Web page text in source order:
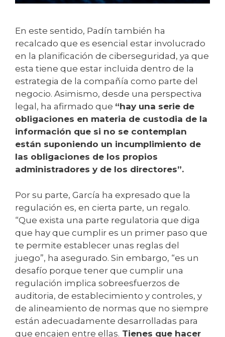
En este sentido, Padín también ha
recalcado que es esencial estar involucrado
en la planificación de ciberseguridad, ya que
esta tiene que estar incluida dentro de la
estrategia de la compañía como parte del
negocio. Asimismo, desde una perspectiva
legal, ha afirmado que “hay una serie de
obligaciones en materia de custodia de la
información que si no se contemplan
están suponiendo un incumplimiento de
las obligaciones de los propios
administradores y de los directores”.
Por su parte, García ha expresado que la
regulación es, en cierta parte, un regalo.
“Que exista una parte regulatoria que diga
que hay que cumplir es un primer paso que
te permite establecer unas reglas del
juego”, ha asegurado. Sin embargo, “es un
desafío porque tener que cumplir una
regulación implica sobreesfuerzos de
auditoria, de establecimiento y controles, y
de alineamiento de normas que no siempre
están adecuadamente desarrolladas para
que encajen entre ellas. Tienes que hacer